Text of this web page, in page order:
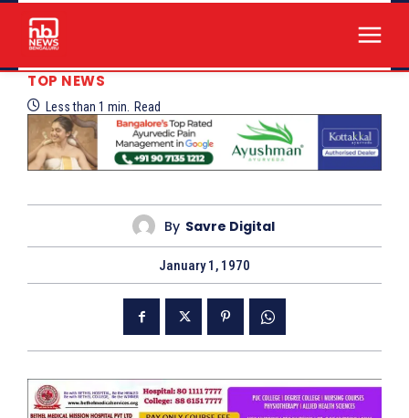
TOP NEWS
Less than 1 min. Read
By Savre Digital
January 1, 1970